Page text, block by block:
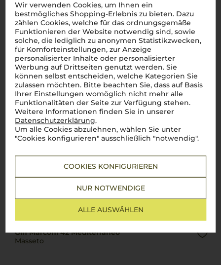
Wir verwenden Cookies, um Ihnen ein
bestmögliches Shopping-Erlebnis zu bieten. Dazu
zählen Cookies, welche für das ordnungsgemäße
Funktionieren der Website notwendig sind, sowie
solche, die lediglich zu anonymen Statistikzwecken,
für Komforteinstellungen, zur Anzeige
personalisierter Inhalte oder personalisierter
Werbung auf Drittseiten genutzt werden. Sie
können selbst entscheiden, welche Kategorien Sie
zulassen möchten. Bitte beachten Sie, dass auf Basis
Ihrer Einstellungen womöglich nicht mehr alle
Funktionalitäten der Seite zur Verfügung stehen.
Weitere Informationen finden Sie in unserer
Datenschutzerklärung.
Um alle Cookies abzulehnen, wählen Sie unter
"Cookies konfigurieren" ausschließlich "notwendig".
COOKIES KONFIGURIEREN
NUR NOTWENDIGE
ALLE AUSWÄHLEN
Lebensmittel­angaben
Gin Puro The One
Cantine Maschio
44,90
pro Flasche (0.7l), € 64,14/L
inkl. MwSt. zzgl.
Gin Marconi 42 Mediterraneo
Masseto